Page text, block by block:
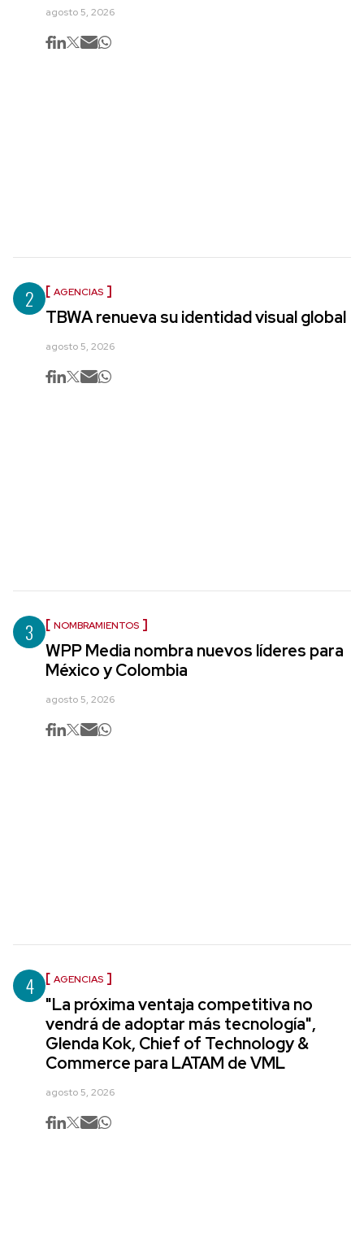
agosto 5, 2026
2 AGENCIAS
TBWA renueva su identidad visual global
agosto 5, 2026
3 NOMBRAMIENTOS
WPP Media nombra nuevos líderes para
México y Colombia
agosto 5, 2026
4 AGENCIAS
"La próxima ventaja competitiva no
vendrá de adoptar más tecnología",
Glenda Kok, Chief of Technology &
Commerce para LATAM de VML
agosto 5, 2026